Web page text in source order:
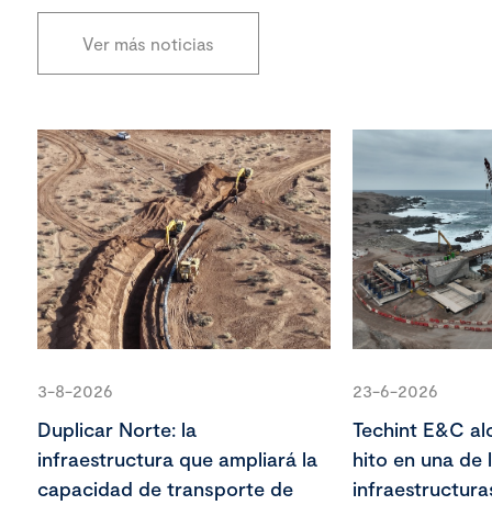
Ver más noticias
3-8-2026
Duplicar Norte: la
infraestructura que ampliará la
capacidad de transporte de
23-6-2026
Techint E&C
hito en una de